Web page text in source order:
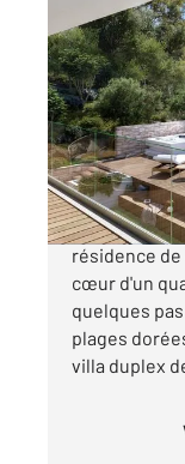
LE
177,60 m2, 6
Ref : 1668
Maison à
2
Découvrez
résidence
cœur d'un
quelques
plages
villa duplex de